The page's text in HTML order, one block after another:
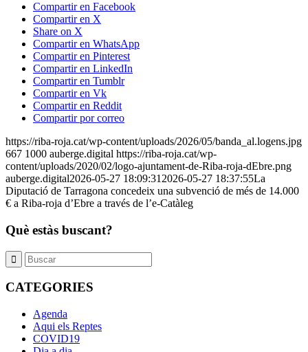
Compartir en Facebook
Compartir en X
Share on X
Compartir en WhatsApp
Compartir en Pinterest
Compartir en LinkedIn
Compartir en Tumblr
Compartir en Vk
Compartir en Reddit
Compartir por correo
https://riba-roja.cat/wp-content/uploads/2026/05/banda_al.logens.jpg
667 1000 auberge.digital https://riba-roja.cat/wp-
content/uploads/2020/02/logo-ajuntament-de-Riba-roja-dEbre.png
auberge.digital2026-05-27 18:09:31 2026-05-27 18:37:55La
Diputació de Tarragona concedeix una subvenció de més de 14.000
€ a Riba-roja d’Ebre a través de l’e-Catàleg
Què estàs buscant?
CATEGORIES
Agenda
Aqui els Reptes
COVID19